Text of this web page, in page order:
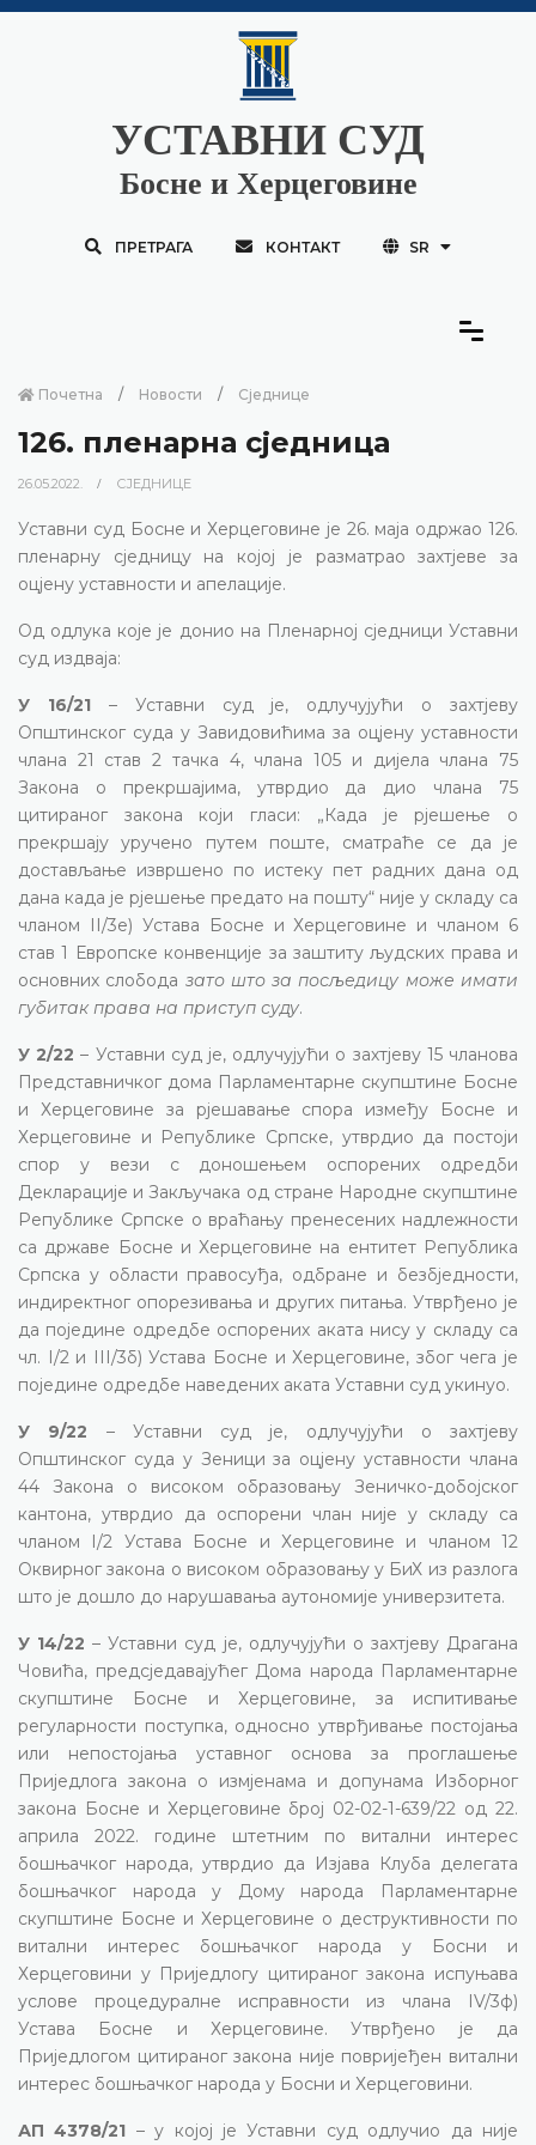
УСТАВНИ СУД
Босне и Херцеговине
ПРЕТРАГА КОНТАКТ SR
Почетна Новости Сједнице
126. пленарна сједница
26.05.2022. СЈЕДНИЦЕ
Уставни суд Босне и Херцеговине је 26. маја одржао 126.
пленарну сједницу на којој је разматрао захтјеве за
оцјену уставности и апелације.
Од одлука које је донио на Пленарној сједници Уставни
суд издваја:
У 16/21 – Уставни суд је, одлучујући о захтјеву
Општинског суда у Завидовићима за оцјену уставности
члана 21 став 2 тачка 4, члана 105 и дијела члана 75
Закона о прекршајима, утврдио да дио члана 75
цитираног закона који гласи: „Када је рјешење о
прекршају уручено путем поште, сматраће се да је
достављање извршено по истеку пет радних дана од
дана када је рјешење предато на пошту“ није у складу са
чланом II/3е) Устава Босне и Херцеговине и чланом 6
став 1 Европске конвенције за заштиту људских права и
основних слобода зато што за посљедицу може имати
губитак права на приступ суду.
У 2/22– Уставни суд је, одлучујући о захтјеву 15 чланова
Представничког дома Парламентарне скупштине Босне
и Херцеговине за рјешавање спора између Босне и
Херцеговине и Републике Српске, утврдио да постоји
спор у вези с доношењем оспорених одредби
Декларације и Закључака од стране Народне скупштине
Републике Српске о враћању пренесених надлежности
са државе Босне и Херцеговине на ентитет Република
Српска у области правосуђа, одбране и безбједности,
индиректног опорезивања и других питања. Утврђено је
да поједине одредбе оспорених аката нису у складу са
чл. I/2 и III/3б) Устава Босне и Херцеговине, због чега је
поједине одредбе наведених аката Уставни суд укинуо.
У 9/22 – Уставни суд је, одлучујући о захтјеву
Општинског суда у Зеници за оцјену уставности члана
44 Закона о високом образовању Зеничко-добојског
кантона, утврдио да оспорени члан није у складу са
чланом I/2 Устава Босне и Херцеговине и чланом 12
Оквирног закона о високом образовању у БиХ из разлога
што је дошло до нарушавања аутономије универзитета.
У 14/22– Уставни суд је, одлучујући о захтјеву Драгана
Човића, предсједавајућег Дома народа Парламентарне
скупштине Босне и Херцеговине, за испитивање
регуларности поступка, односно утврђивање постојања
или непостојања уставног основа за проглашење
Приједлога закона о измјенама и допунама Изборног
закона Босне и Херцеговине број 02-02-1-639/22 од 22.
априла 2022. године штетним по витални интерес
бошњачког народа, утврдио да Изјава Клуба делегата
бошњачког народа у Дому народа Парламентарне
скупштине Босне и Херцеговине о деструктивности по
витални интерес бошњачког народа у Босни и
Херцеговини у Приједлогу цитираног закона испуњава
услове процедуралне исправности из члана IV/3ф)
Устава Босне и Херцеговине. Утврђено је да
Приједлогом цитираног закона није повријеђен витални
интерес бошњачког народа у Босни и Херцеговини.
АП 4378/21 – у којој је Уставни суд одлучио да није